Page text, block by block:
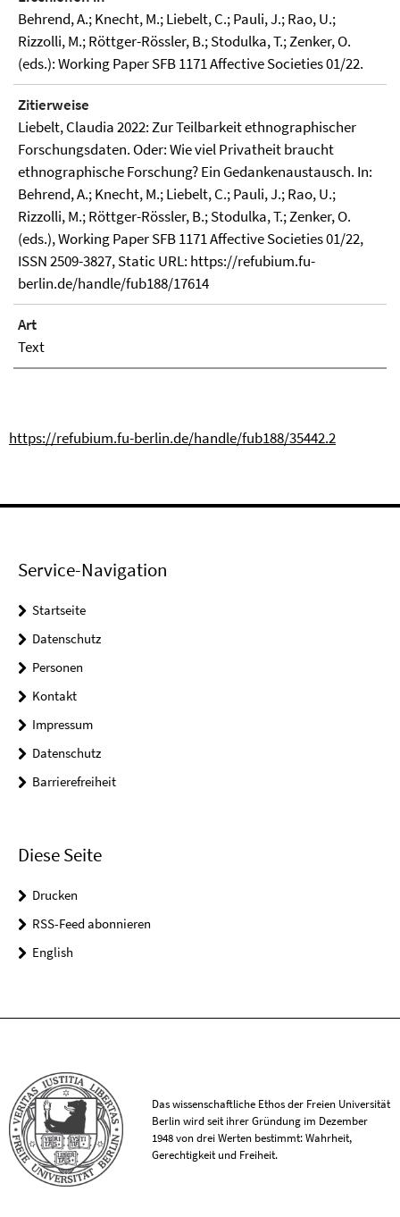
Behrend, A.; Knecht, M.; Liebelt, C.; Pauli, J.; Rao, U.;
Rizzolli, M.; Röttger-Rössler, B.; Stodulka, T.; Zenker, O.
(eds.): Working Paper SFB 1171 Affective Societies 01/22.
Zitierweise
Liebelt, Claudia 2022: Zur Teilbarkeit ethnographischer
Forschungsdaten. Oder: Wie viel Privatheit braucht
ethnographische Forschung? Ein Gedankenaustausch. In:
Behrend, A.; Knecht, M.; Liebelt, C.; Pauli, J.; Rao, U.;
Rizzolli, M.; Röttger-Rössler, B.; Stodulka, T.; Zenker, O.
(eds.), Working Paper SFB 1171 Affective Societies 01/22,
ISSN 2509-3827, Static URL: https://refubium.fu-
berlin.de/handle/fub188/17614
Art
Text
https://refubium.fu-berlin.de/handle/fub188/35442.2
Service-Navigation
Startseite
Datenschutz
Personen
Kontakt
Impressum
Datenschutz
Barrierefreiheit
Diese Seite
Drucken
RSS-Feed abonnieren
English
Das wissenschaftliche Ethos der Freien Universität
Berlin wird seit ihrer Gründung im Dezember
1948 von drei Werten bestimmt: Wahrheit,
Gerechtigkeit und Freiheit.